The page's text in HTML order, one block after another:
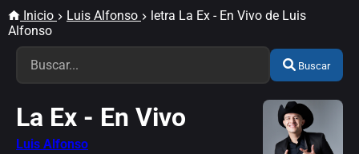
Inicio Luis Alfonso
letra La Ex - En Vivo de Luis
Alfonso
Buscar
La Ex - En Vivo
Luis Alfonso